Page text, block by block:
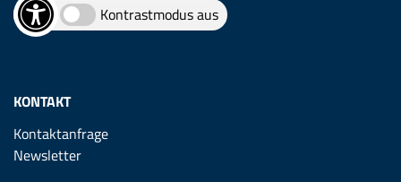
Kontrastmodus aus
KONTAKT
Kontaktanfrage
Newsletter